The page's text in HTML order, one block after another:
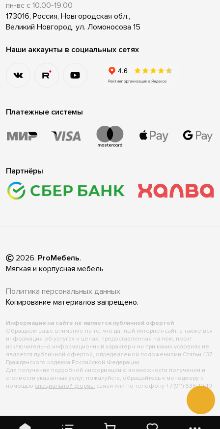
пн-вс с 10.00-19.00
173016, Россия, Новгородская обл.,
Великий Новгород, ул. Ломоносова 15
Наши аккаунты в социальных сетях
Платежные системы
Партнёры
2026. ProМебель.
Мягкая и корпусная мебель
Политика персональных данных
Копирование материалов запрещено.
Информация на сайте не является публичной офертой
Обращаем ваше внимание на то, что данный интернет-сайт, а также вся
информация об услугах и ценах, предоставленная на нём, носит
исключительно информационный характер и ни при каких условиях не
является публичной офертой, определяемой положениями Статьи 437
Гражданского кодекса Российской Федерации.
Для получения подробной информации о возможности получения и
стоимости указанных услуг, пожалуйста, обращайтесь к менеджеру с
помощью специальной формы связи или по телефону +7 (911) 636-10-10